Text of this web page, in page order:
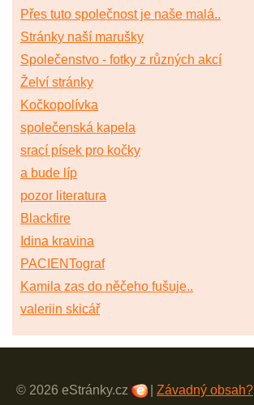
Přes tuto společnost je naše malá..
Stránky naší marušky
Společenstvo - fotky z různých akcí
Želví stránky
Kočkopolívka
společenská kapela
srací písek pro kočky
a bude líp
pozor literatura
Blackfire
Idina kravina
PACIENTograf
Kamila zas do něčeho fušuje..
valeriin skicář
© 2026 eStránky.cz Závadný obsah?